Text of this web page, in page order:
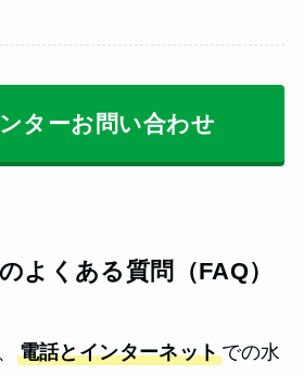
ターお問い合わせ
よくある質問（FAQ）
電話とインターネットでの水